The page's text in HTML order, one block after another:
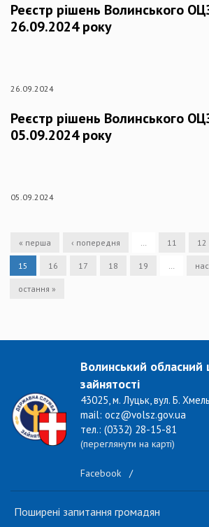
Реєстр рішень Волинського
26.09.2024 року
26.09.2024
Реєстр рішень Волинського
05.09.2024 року
05.09.2024
« перша ‹ попередня … 11 12
15 16 17 18 19 …
остання »
Волинський обласний
зайнятості
43025, м. Луцьк, вул. Б.
mail: ocz@volsz.gov.ua
тел.: (0332) 28-15-81
(переглянути на карті)
Facebook /
Поширені запитання громадян